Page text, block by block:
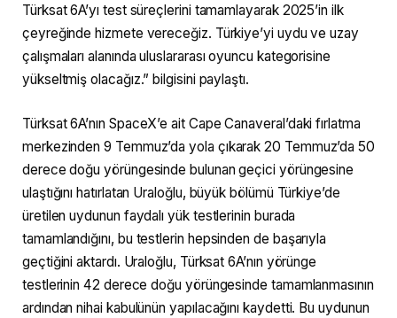
Türksat 6A’yı test süreçlerini tamamlayarak 2025’in ilk
çeyreğinde hizmete vereceğiz. Türkiye’yi uydu ve uzay
çalışmaları alanında uluslararası oyuncu kategorisine
yükseltmiş olacağız.” bilgisini paylaştı.
Türksat 6A’nın SpaceX’e ait Cape Canaveral’daki fırlatma
merkezinden 9 Temmuz’da yola çıkarak 20 Temmuz’da 50
derece doğu yörüngesinde bulunan geçici yörüngesine
ulaştığını hatırlatan Uraloğlu, büyük bölümü Türkiye’de
üretilen uydunun faydalı yük testlerinin burada
tamamlandığını, bu testlerin hepsinden de başarıyla
geçtiğini aktardı. Uraloğlu, Türksat 6A’nın yörünge
testlerinin 42 derece doğu yörüngesinde tamamlanmasının
ardından nihai kabulünün yapılacağını kaydetti. Bu uydunun